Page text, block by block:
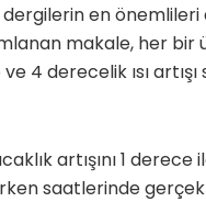
en önemlileri
makale, her bir
4 derecelik ısı
artışını 1 derece ile
saatlerinde